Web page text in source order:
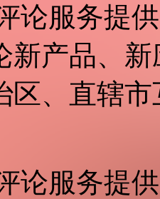
论服务提
新产品、
区、直辖
论服务提